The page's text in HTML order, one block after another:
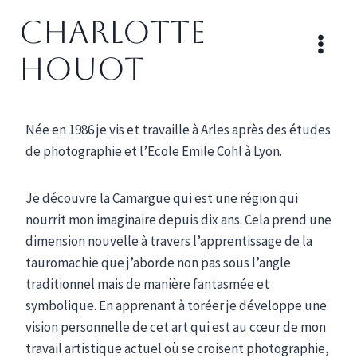
Charlotte
HOUOT
Née en 1986 je vis et travaille à Arles après des études
de photographie et l’Ecole Emile Cohl à Lyon.
Je découvre la Camargue qui est une région qui
nourrit mon imaginaire depuis dix ans. Cela prend une
dimension nouvelle à travers l’apprentissage de la
tauromachie que j’aborde non pas sous l’angle
traditionnel mais de manière fantasmée et
symbolique. En apprenant à toréer je développe une
vision personnelle de cet art qui est au cœur de mon
travail artistique actuel où se croisent photographie,